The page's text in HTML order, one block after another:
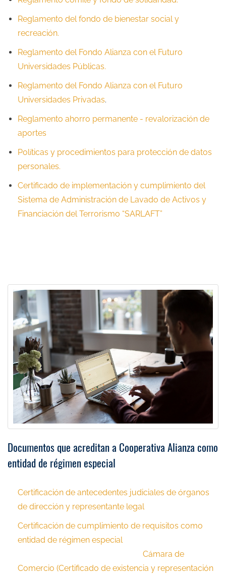
Reglamento del fondo de bienestar social y
recreación.
Reglamento del Fondo Alianza con el Futuro
Universidades Públicas.
Reglamento del Fondo Alianza con el Futuro
Universidades Privadas.
Reglamento ahorro permanente - revalorización de
aportes
Políticas y procedimientos para protección de datos
personales.
Certificado de implementación y cumplimiento del
Sistema de Administración de Lavado de Activos y
Financiación del Terrorismo “SARLAFT”
Documentos que acreditan a Cooperativa Alianza como
entidad de régimen especial
Certificación de antecedentes judiciales de órganos
de dirección y representante legal
Certificación de cumplimiento de requisitos como
entidad de régimen especial
Cámara de
Comercio (Certificado de existencia y representación